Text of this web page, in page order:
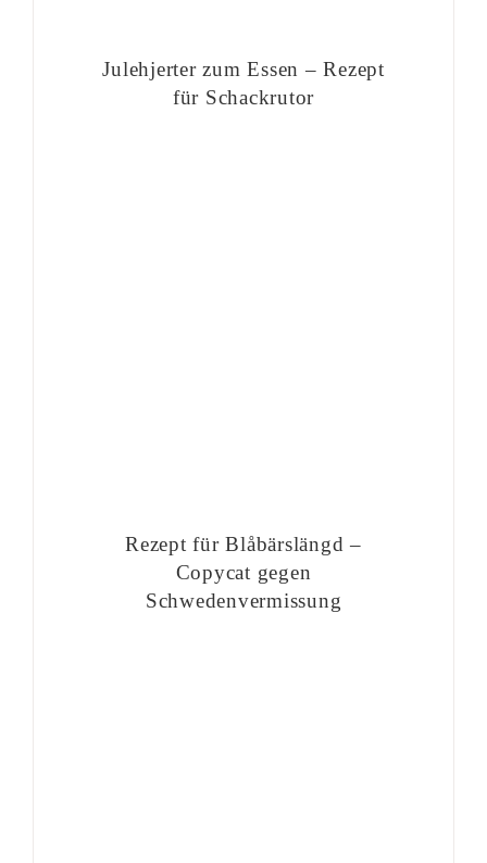
Julehjerter zum Essen – Rezept
für Schackrutor
Rezept für Blåbärslängd –
Copycat gegen
Schwedenvermissung